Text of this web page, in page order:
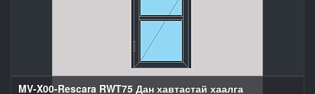
MV-X00-Rescara RWT75 Дан хавтастай хаалга